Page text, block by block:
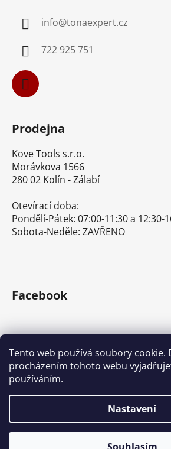
Tento web používá soubory cookie.
procházením tohoto webu
používáním.
Nastavení
info@tonaexpert.cz
722 925 751
Prodejna
Kove Tools s.r.o.
Morávkova 1566
280 02 Kolín - Zálabí
Otevírací doba:
Pondělí-Pátek: 07:00-11:30 a 12:30-
Sobota-Neděle: ZAVŘENO
Facebook
E-shop s ručním nářadím
Kove Tools s.r.o.
Vytvořil